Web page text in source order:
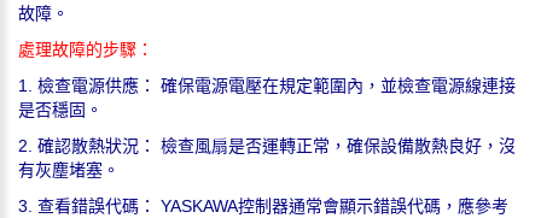
故障。
處理故障的步驟：
1. 檢查電源供應： 確保電源電壓在規定範圍內，並檢查電源線連接
是否穩固。
2. 確認散熱狀況： 檢查風扇是否運轉正常，確保設備散熱良好，沒
有灰塵堵塞。
3. 查看錯誤代碼： YASKAWA控制器通常會顯示錯誤代碼，應參考